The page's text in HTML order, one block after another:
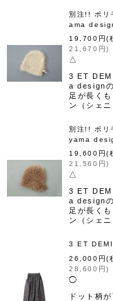
別注!! ポリ
ama
19,700 円(
21,670 円)
△
3 ET
a design
足が長く
ン（シェ
別注!! ポリ
yama
19,600 円(
21,560 円)
△
3 ET
a design
足が長く
ン（シェ
3 ET
26,000 円(
28,600 円)
◯
ドット柄